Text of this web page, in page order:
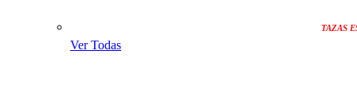
TAZAS
Ver Todas